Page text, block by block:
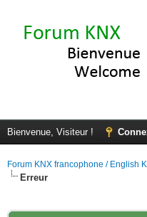
Bienvenue, Visiteur !
Forum KNX francophone / English
Erreur